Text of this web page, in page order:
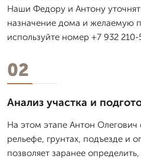
Наши Федору и Антону
назначение дома и желаемую
используйте номер +7 932 210-
02
Анализ участка и
На этом этапе Антон
рельефе, грунтах, подъезде и
позволяет заранее